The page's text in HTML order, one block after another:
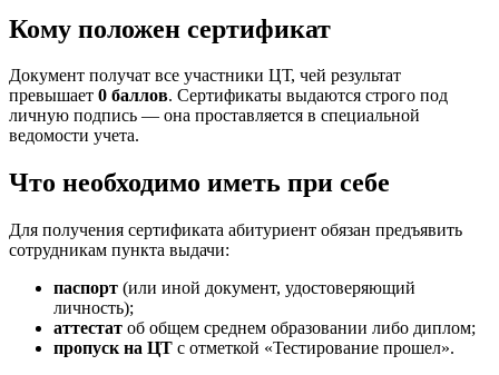
Кому положен сертификат
Документ получат все участники ЦТ, чей результат
превышает 0 баллов. Сертификаты выдаются строго под
личную подпись — она проставляется в специальной
ведомости учета.
Что необходимо иметь при себе
Для получения сертификата абитуриент обязан предъявить
сотрудникам пункта выдачи:
паспорт (или иной документ, удостоверяющий
личность);
аттестат об общем среднем образовании либо диплом;
пропуск на ЦТ с отметкой «Тестирование прошел».